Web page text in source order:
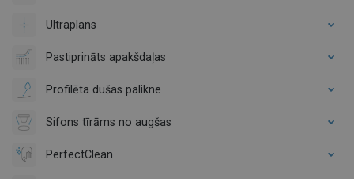
Ultraplans
Pastiprināts apakšdaļas
Profilēta dušas palikne
Sifons tīrāms no augšas
PerfectClean